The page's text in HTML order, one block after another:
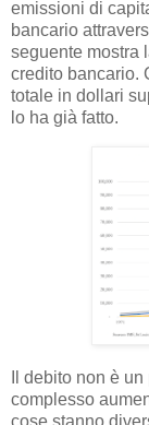
emissioni di
bancario
seguente mostra
credito bancario.
totale in dollari
lo ha già fatto.
Il debito non è
complesso